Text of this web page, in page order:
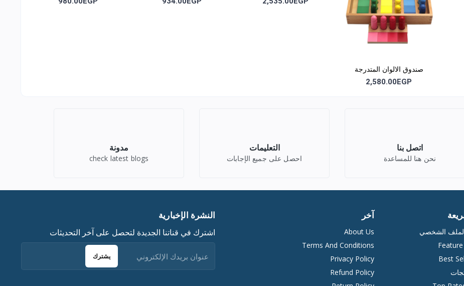
صندوق الالوان المتدرجة
m10
2,580.00EGP
اتصل بنا
نحن هنا للمساعدة
التعليمات
احصل على جميع الإجابات
مدونة
check latest blogs
الشخصي
Best
آخر
About Us
Terms And Conditions
Privacy Policy
Refund Policy
النشرة الإخبارية
اشترك في قناتنا الجديدة لتحصل على آخر التحديثات
يشترك